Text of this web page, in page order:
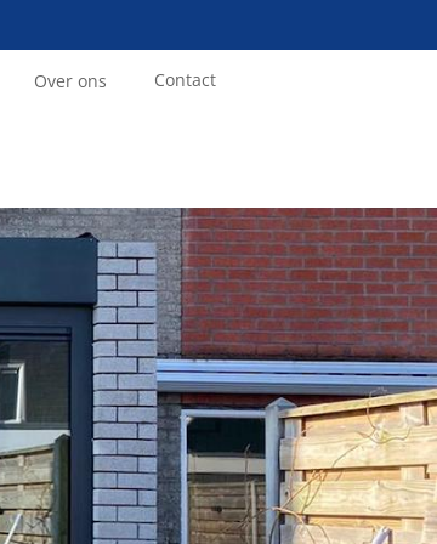
Over ons Contact